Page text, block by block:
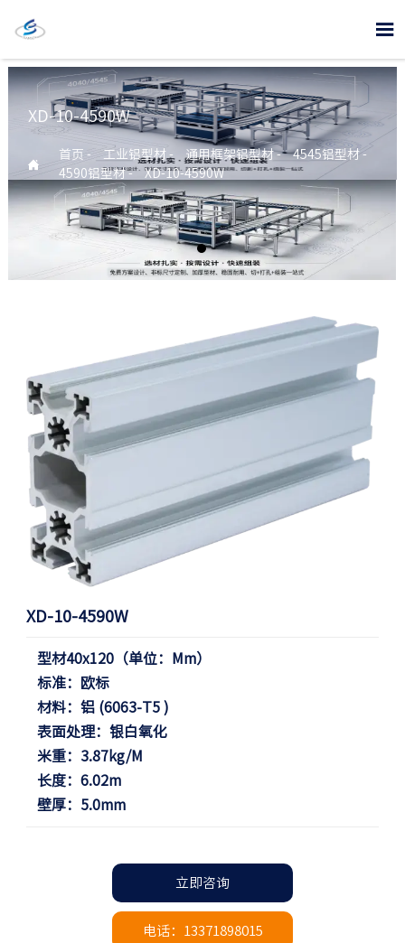

XD-10-4590W

首页 - 工业铝型材- 通用框架铝型材- 4545铝型材-
4590铝型材- XD-10-4590W
XD-10-4590W
型材40x120（单位：mm）
标准：欧标
材料：铝 (6063-T5 )
表面处理：银白氧化
米重：3.87kg/m
长度：6.02m
壁厚：5.0mm
立即咨询
电话：13371898015